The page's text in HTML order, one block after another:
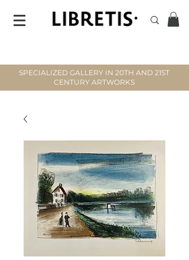
SPECIALIZED GALLERY IN 20TH AND 21ST
CENTURY ARTWORKS